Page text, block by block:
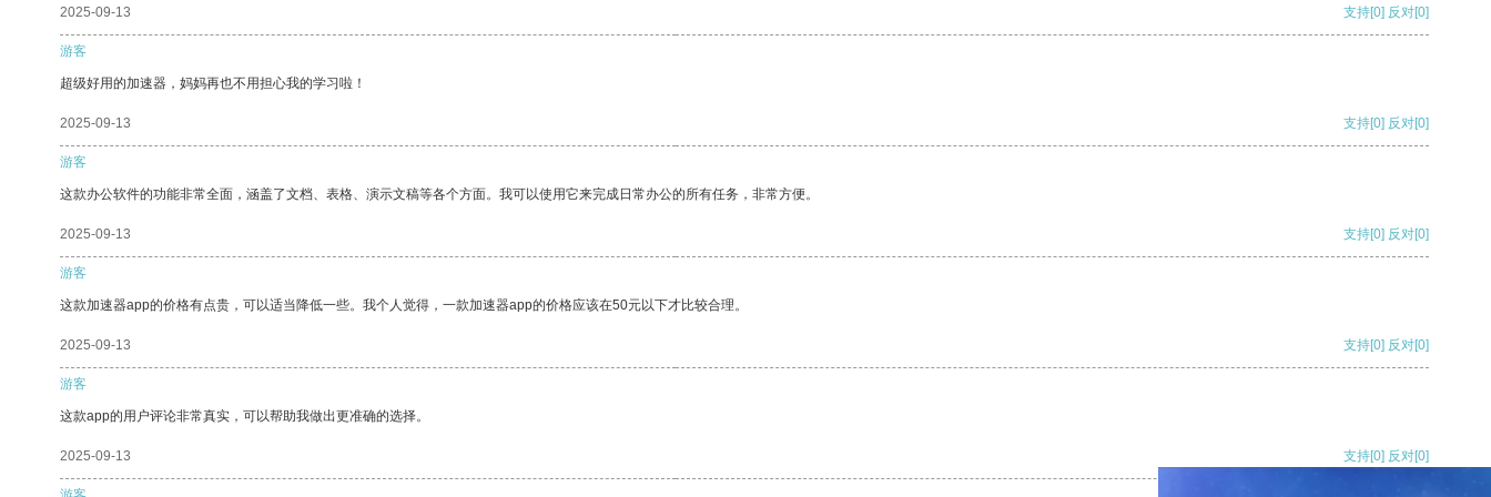
2025-09-13 支持[0] 反对[0]
游客
超级好用的加速器，妈妈再也不用担心我的学习啦！
2025-09-13 支持[0] 反对[0]
游客
这款办公软件的功能非常全面，涵盖了文档、表格、演示文稿等各个方面。我可以使用它来完成日常办公的所有任务，非常方便。
2025-09-13 支持[0] 反对[0]
游客
这款加速器app的价格有点贵，可以适当降低一些。我个人觉得，一款加速器app的价格应该在50元以下才比较合理。
2025-09-13 支持[0] 反对[0]
游客
这款app的用户评论非常真实，可以帮助我做出更准确的选择。
2025-09-13 支持[0] 反对[0]